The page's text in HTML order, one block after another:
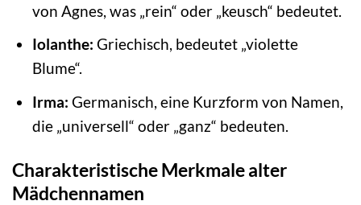
von Agnes, was „rein“ oder „keusch“ bedeutet.
Iolanthe: Griechisch, bedeutet „violette
Blume“.
Irma: Germanisch, eine Kurzform von Namen,
die „universell“ oder „ganz“ bedeuten.
Charakteristische Merkmale alter
Mädchennamen